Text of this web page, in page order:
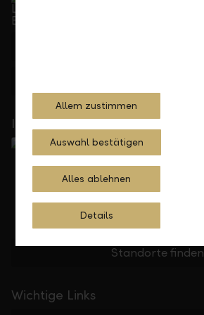
In Ihrer Nähe
Standorte finden
Wichtige Links
Allem zustimmen
Auswahl bestätigen
Alles ablehnen
Details